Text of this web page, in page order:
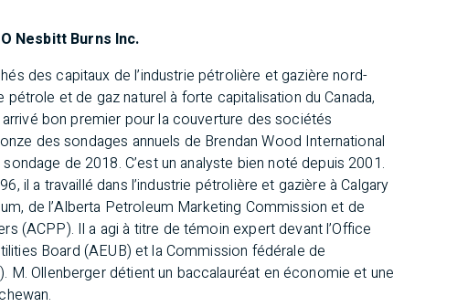
Nesbitt Burns Inc.
des capitaux de l’industrie pétrolière et gazière nord-
et de gaz naturel à forte capitalisation du Canada,
bon premier pour la couverture des sociétés
des sondages annuels de Brendan Wood International
de 2018. C’est un analyste bien noté depuis 2001.
il a travaillé dans l’industrie pétrolière et gazière à Calgary
de l’Alberta Petroleum Marketing Commission et de
(ACPP). Il a agi à titre de témoin expert devant l’Office
Board (AEUB) et la Commission fédérale de
M. Ollenberger détient un baccalauréat en économie et une